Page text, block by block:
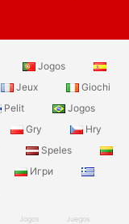
Jogos
Jeux
Giochi
Pelit
Jogos
Gry
Hry
Speles
Игри
Jogos
Juegos